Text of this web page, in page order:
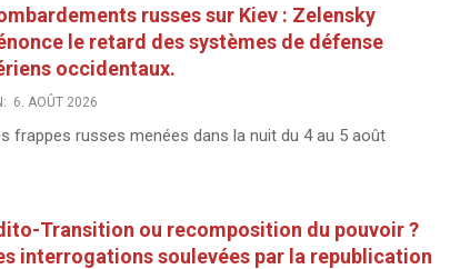
russes sur Kiev : Zelensky
le retard des systèmes de défense
occidentaux.
6. AOÛT 2026
frappes russes menées dans la nuit du 4 au 5 août
Transition ou recomposition du pouvoir ?
interrogations soulevées par la republication